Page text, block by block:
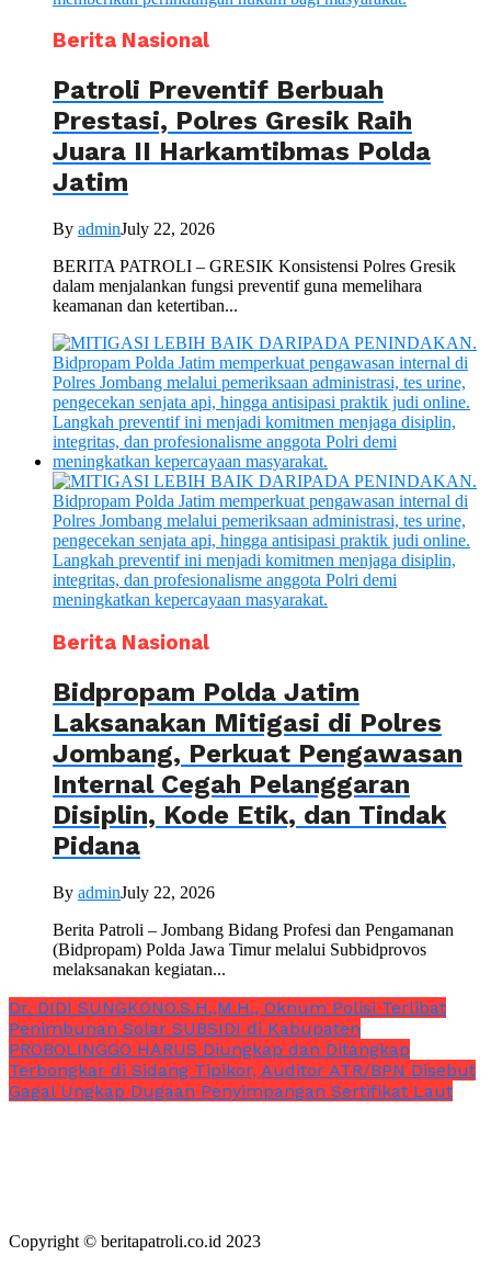
Berita Nasional
Patroli Preventif Berbuah
Prestasi, Polres Gresik Raih
Juara II Harkamtibmas Polda
Jatim
By adminJuly 22, 2026
BERITA PATROLI – GRESIK Konsistensi Polres Gresik
dalam menjalankan fungsi preventif guna memelihara
keamanan dan ketertiban...
Berita Nasional
Bidpropam Polda Jatim
Laksanakan Mitigasi di Polres
Jombang, Perkuat Pengawasan
Internal Cegah Pelanggaran
Disiplin, Kode Etik, dan Tindak
Pidana
By adminJuly 22, 2026
Berita Patroli – Jombang Bidang Profesi dan Pengamanan
(Bidpropam) Polda Jawa Timur melalui Subbidprovos
melaksanakan kegiatan...
Dr. DIDI SUNGKONO.S.H.,M.H., Oknum Polisi Terlibat
Penimbunan Solar SUBSIDI di Kabupaten
PROBOLINGGO HARUS Diungkap dan Ditangkap
Terbongkar di Sidang Tipikor, Auditor ATR/BPN Disebut
Gagal Ungkap Dugaan Penyimpangan Sertifikat Laut
Copyright © beritapatroli.co.id 2023